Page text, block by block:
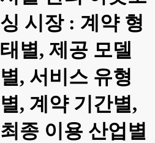
싱 시장 : 계약 형
태별, 제공 모델
별, 서비스 유형
별, 계약 기간별,
최종 이용 산업별